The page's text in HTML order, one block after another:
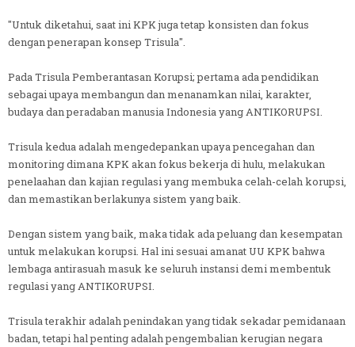
"Untuk diketahui, saat ini KPK juga tetap konsisten dan fokus
dengan penerapan konsep Trisula".
Pada Trisula Pemberantasan Korupsi; pertama ada pendidikan
sebagai upaya membangun dan menanamkan nilai, karakter,
budaya dan peradaban manusia Indonesia yang ANTIKORUPSI.
Trisula kedua adalah mengedepankan upaya pencegahan dan
monitoring dimana KPK akan fokus bekerja di hulu, melakukan
penelaahan dan kajian regulasi yang membuka celah-celah korupsi,
dan memastikan berlakunya sistem yang baik.
Dengan sistem yang baik, maka tidak ada peluang dan kesempatan
untuk melakukan korupsi. Hal ini sesuai amanat UU KPK bahwa
lembaga antirasuah masuk ke seluruh instansi demi membentuk
regulasi yang ANTIKORUPSI.
Trisula terakhir adalah penindakan yang tidak sekadar pemidanaan
badan, tetapi hal penting adalah pengembalian kerugian negara